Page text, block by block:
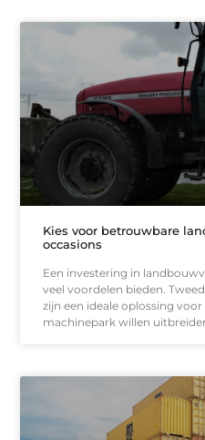
Kies voor betrouwbare
occasions
Een investering in
veel voordelen bieden.
zijn een ideale oplossing
machinepark willen